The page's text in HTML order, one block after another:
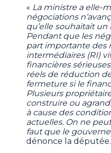
« La ministre a elle-
négociations
qu’elle souhaitait
Pendant que les
part importante des
intermédiaires (RI)
financières
réels de réduction
fermeture si le
Plusieurs
construire ou
à cause des
actuelles. On ne
faut que le
dénonce la députée.